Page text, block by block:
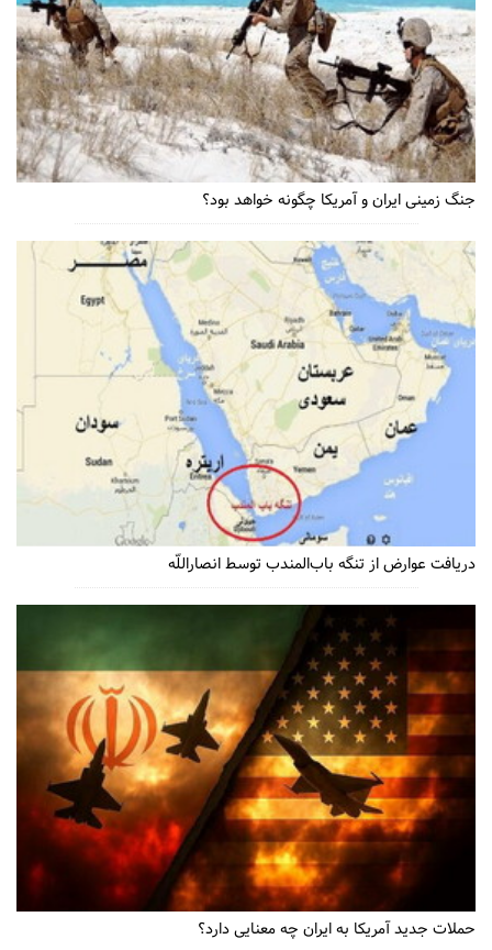
جنگ زمینی ایران و آمریکا چگونه خواهد بود؟
دریافت عوارض از تنگه باب‌المندب توسط انصاراللّه
حملات جدید آمریکا به ایران چه معنایی دارد؟